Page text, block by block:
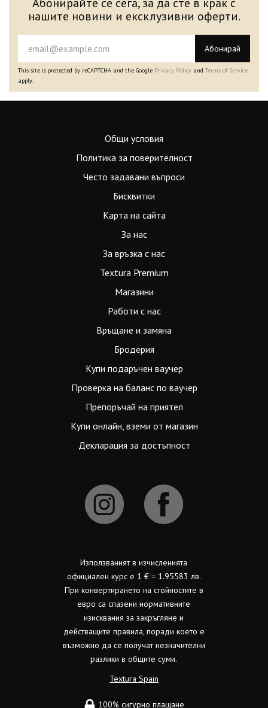
Абонирайте се сега, за да сте в крак с
нашите новини и ексклузивни оферти.
Абонирай
This site is protected by reCAPTCHA and the Google Privacy Policy and Terms of Service
apply.
Общи условия
Политика за поверителност
Често задавани въпроси
Бисквитки
Карта на сайта
За нас
За връзка с нас
Textura Premium
Магазини
Работи с нас
Връщане и замяна
Бродерия
Купи подаръчен ваучер
Проверка на баланс по ваучер
Препоръчай на приятел
Купи онлайн, вземи от магазин
Декларация за достъпност
Използваният в изчисленията
официален курс е 1 € = 1.95583 лв.
При конвертирането на стойностите в
евро са спазени нормативните
изисквания за закръгляне и
действащите правила, поради което е
възможно да се получат незначителни
разлики в общите суми.
Textura Spain
100% сигурно плащане